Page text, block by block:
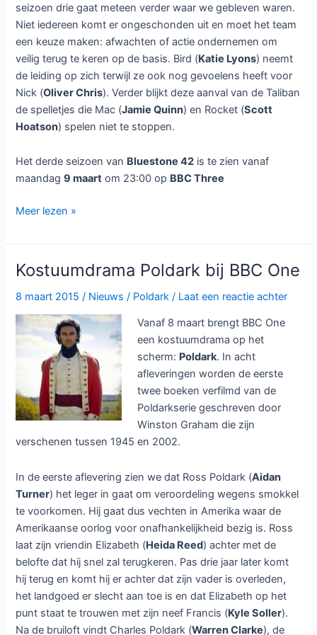
seizoen drie gaat meteen verder waar we gebleven waren.
Niet iedereen komt er ongeschonden uit en moet het team
een keuze maken: afwachten of actie ondernemen om
veilig terug te keren op de basis. Bird (Katie Lyons) neemt
de leiding op zich terwijl ze ook nog gevoelens heeft voor
Nick (Oliver Chris). Verder blijkt deze aanval van de Taliban
de spelletjes die Mac (Jamie Quinn) en Rocket (Scott
Hoatson) spelen niet te stoppen.
Het derde seizoen van Bluestone 42 is te zien vanaf
maandag9 maart om 23:00 op BBC Three
Derde
Bluestone
42
bij
BBC
Three
Meer lezen »
Kostuumdrama Poldark bij BBC One
8 maart 2015 / Nieuws / Poldark / Laat een reactie achter
Vanaf 8 maart brengt BBC One
een kostuumdrama op het
scherm: Poldark. In acht
afleveringen worden de eerste
twee boeken verfilmd van de
Poldarkserie geschreven door
Winston Graham die zijn
verschenen tussen 1945 en 2002.
In de eerste aflevering zien we dat Ross Poldark (Aidan
Turner) het leger in gaat om veroordeling wegens smokkel
te voorkomen. Hij gaat dus vechten in Amerika waar de
Amerikaanse oorlog voor onafhankelijkheid bezig is. Ross
laat zijn vriendin Elizabeth (Heida Reed) achter met de
belofte dat hij snel zal terugkeren. Pas drie jaar later komt
hij terug en komt hij er achter dat zijn vader is overleden,
het landgoed er slecht aan toe is en dat Elizabeth op het
punt staat te trouwen met zijn neef Francis (Kyle Soller).
Na de bruiloft vindt Charles Poldark (Warren Clarke), de